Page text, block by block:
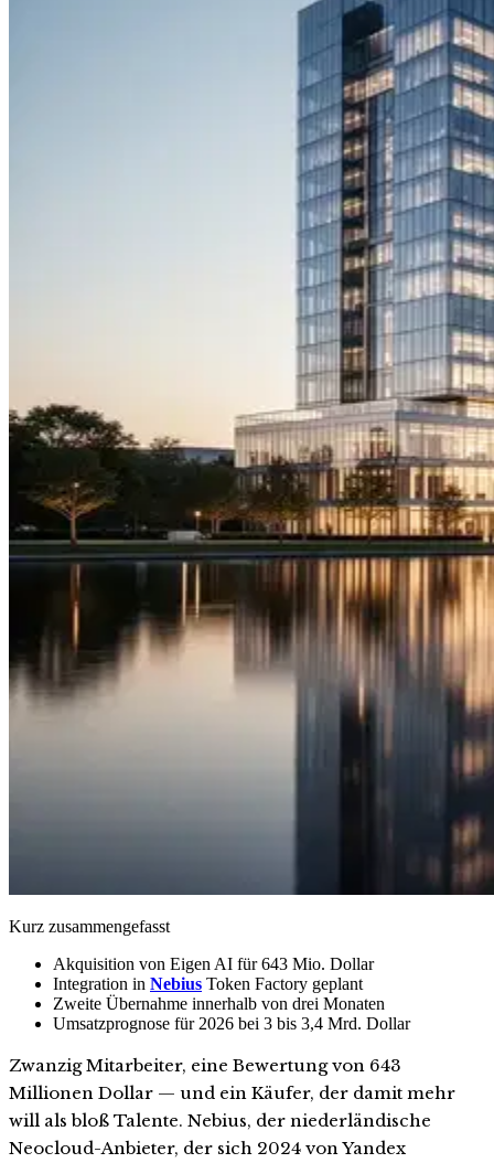
Kurz zusammengefasst
Akquisition von Eigen AI für 643 Mio. Dollar
Integration in Nebius Token Factory geplant
Zweite Übernahme innerhalb von drei Monaten
Umsatzprognose für 2026 bei 3 bis 3,4 Mrd. Dollar
Zwanzig Mitarbeiter, eine Bewertung von 643
Millionen Dollar — und ein Käufer, der damit mehr
will als bloß Talente. Nebius, der niederländische
Neocloud-Anbieter, der sich 2024 von Yandex